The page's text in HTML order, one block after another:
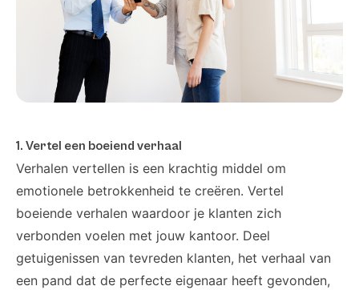
1. Vertel een boeiend verhaal
Verhalen vertellen is een krachtig middel om
emotionele betrokkenheid te creëren. Vertel
boeiende verhalen waardoor je klanten zich
verbonden voelen met jouw kantoor. Deel
getuigenissen van tevreden klanten, het verhaal van
een pand dat de perfecte eigenaar heeft gevonden,